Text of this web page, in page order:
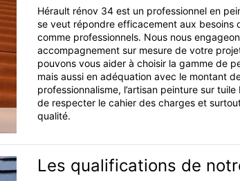
Hérault rénov 34 est un professionnel en
se veut répondre efficacement aux besoins
comme professionnels. Nous nous
accompagnement sur mesure de votre
pouvons vous aider à choisir la gamme de
mais aussi en adéquation avec le montant
professionnalisme, l’artisan peinture sur
de respecter le cahier des charges et
qualité.
Les qualifications de